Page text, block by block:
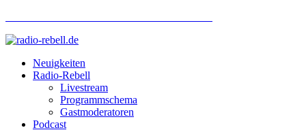
Neuigkeiten
Radio-Rebell
Livestream
Programmschema
Gastmoderatoren
Podcast